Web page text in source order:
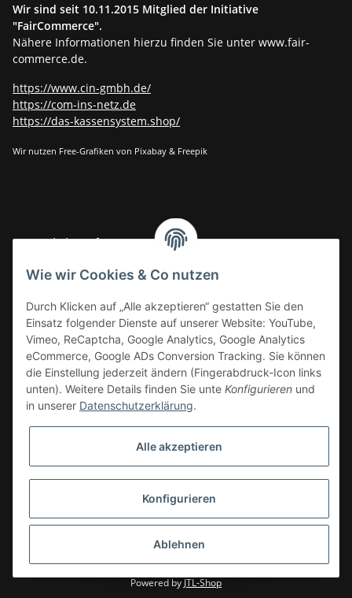
Wir sind seit 10.11.2015 Mitglied der Initiative
"FairCommerce".
Nähere Informationen hierzu finden Sie unter www.fair-
commerce.de.
https://www.cin-gmbh.de/
https://com-ins-netz.de
https://das-kassensystem.shop/
Wir nutzen Free-Grafiken von Pixabay & Freepik
Gesetzliche Informationen
* Alle Preise zzgl. gesetzlicher USt.
© CIN GmbH
Powered by JTL-Shop
Wie wir Cookies & Co nutzen
Durch Klicken auf „Alle akzeptieren“ gestatten Sie den
Einsatz folgender Dienste auf unserer Website: YouTube,
Vimeo, ReCaptcha, Google Analytics, Google Analytics
eCommerce, Google ADs Conversion Tracking. Sie können
die Einstellung jederzeit ändern (Fingerabdruck-Icon links
unten). Weitere Details finden Sie unte Konfigurieren und
in unserer Datenschutzerklärung.
Alle akzeptieren
Konfigurieren
Ablehnen